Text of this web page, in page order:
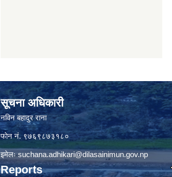
सूचना अधिकारी
नविन बहादुर राना
फाेन नं. ९७६९८७३१८०
इमेलःsuchana.adhikari@dilasainimun.gov.np
Reports